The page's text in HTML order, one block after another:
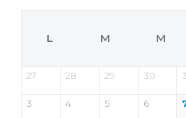
L M M
27 28 29 30
3 4 5 6